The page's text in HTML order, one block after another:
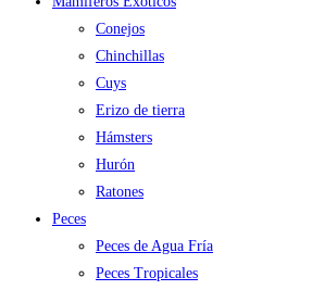
Conejos
Chinchillas
Cuys
Erizo de tierra
Hámsters
Hurón
Ratones
Peces
Peces de Agua Fría
Peces Tropicales